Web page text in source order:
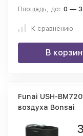
Площадь, до: 0 —
К сравнению
В
Funai USH-
воздуха Bonsai